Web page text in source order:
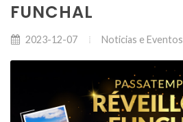
FUNCHAL
2023-12-07 Noticias e Eventos